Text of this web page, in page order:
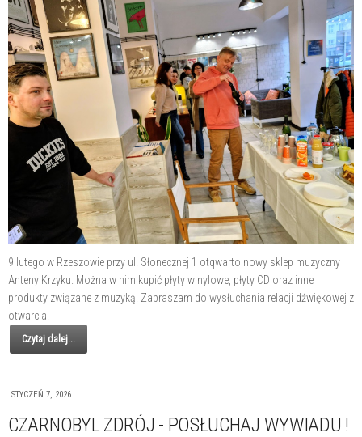
9 lutego w Rzeszowie przy ul. Słonecznej 1 otqwarto nowy sklep muzyczny
Anteny Krzyku. Można w nim kupić płyty winylowe, płyty CD oraz inne
produkty związane z muzyką. Zapraszam do wysłuchania relacji dźwiękowej z
otwarcia.
Czytaj dalej...
STYCZEŃ 7, 2026
CZARNOBYL ZDRÓJ - POSŁUCHAJ WYWIADU !